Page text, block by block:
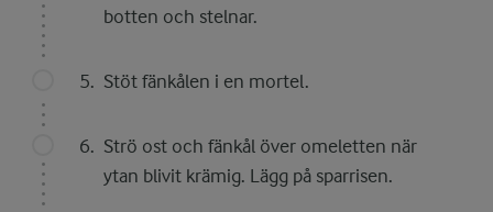
botten och stelnar.
Stöt fänkålen i en mortel.
Strö ost och fänkål över omeletten när
ytan blivit krämig. Lägg på sparrisen.